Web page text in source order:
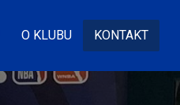
O KLUBU KONTAKT